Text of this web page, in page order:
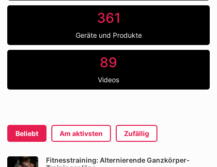
361
Geräte und Produkte
89
Videos
Beliebt Am aktivsten Zufällig
Fitnesstraining: Alternierende Ganzkörper-